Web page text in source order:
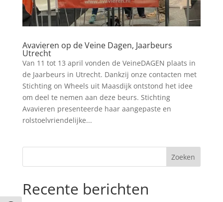
Avavieren op de Veine Dagen, Jaarbeurs
Utrecht
Van 11 tot 13 april vonden de VeineDAGEN plaats in
de Jaarbeurs in Utrecht. Dankzij onze contacten met
Stichting on Wheels uit Maasdijk ontstond het idee
om deel te nemen aan deze beurs. Stichting
Avavieren presenteerde haar aangepaste en
rolstoelvriendelijke...
Recente berichten